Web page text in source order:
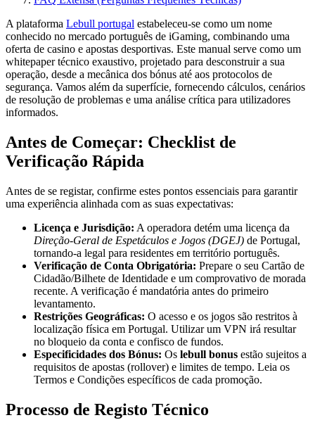
A plataforma Lebull portugal estabeleceu-se como um nome
conhecido no mercado português de iGaming, combinando uma
oferta de casino e apostas desportivas. Este manual serve como um
whitepaper técnico exaustivo, projetado para desconstruir a sua
operação, desde a mecânica dos bónus até aos protocolos de
segurança. Vamos além da superfície, fornecendo cálculos, cenários
de resolução de problemas e uma análise crítica para utilizadores
informados.
Antes de Começar: Checklist de
Verificação Rápida
Antes de se registar, confirme estes pontos essenciais para garantir
uma experiência alinhada com as suas expectativas:
Licença e Jurisdição: A operadora detém uma licença da
Direção-Geral de Espetáculos e Jogos (DGEJ) de Portugal,
tornando-a legal para residentes em território português.
Verificação de Conta Obrigatória: Prepare o seu Cartão de
Cidadão/Bilhete de Identidade e um comprovativo de morada
recente. A verificação é mandatória antes do primeiro
levantamento.
Restrições Geográficas: O acesso e os jogos são restritos à
localização física em Portugal. Utilizar um VPN irá resultar
no bloqueio da conta e confisco de fundos.
Especificidades dos Bónus: Os lebull bonus estão sujeitos a
requisitos de apostas (rollover) e limites de tempo. Leia os
Termos e Condições específicos de cada promoção.
Processo de Registo Técnico